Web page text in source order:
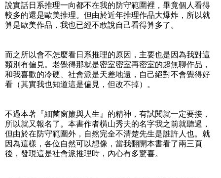
說實話日系推理一向都不在我的防守範圍裡，畢竟個人看得
較多的還是歐美推理。但由於近年推理作品大爆炸，所以就
算是歐美作品，我也已經不敢說自己看得算多了。
而之所以會不怎麼看日系推理的原因，主要也是因為我對這
類別有偏見。老覺得那就是密室密室再密室的超無聊作品，
和我喜歡的冷硬、社會派是天差地遠，自己絕對不會覺得好
看（其實我也知道這是偏見，但改不掉）。
不過本著『細菌窗簾與人生』的精神，有試閱就一定要接，
所以就又報名了。本書作者橫山秀夫的名字我之前就聽過，
但由於在防守範圍外，自然完全不清楚先生是誰許人也。就
因為這樣，各位自然可以想像，當我翻開本書看了兩三頁
後，發現這是社會派推理時，內心有多驚喜。